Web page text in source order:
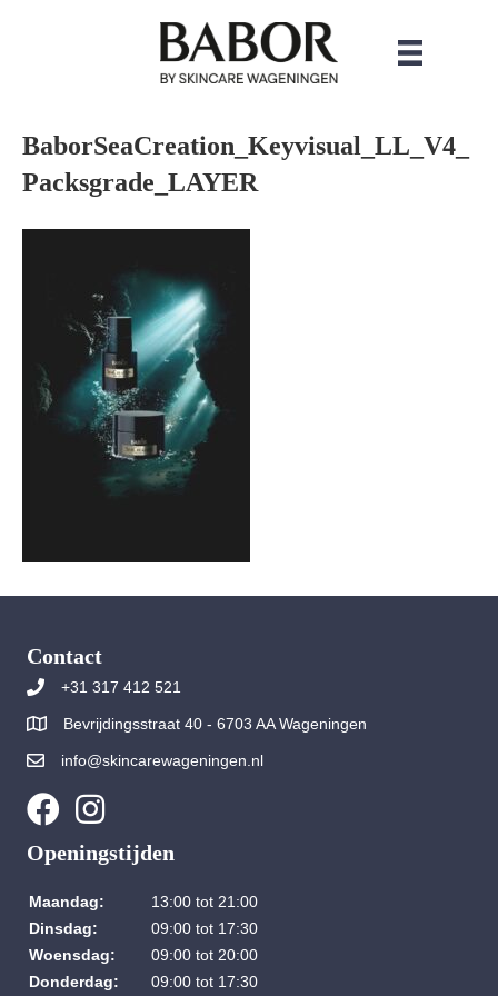
BaborSeaCreation_Keyvisual_LL_V4_
Packsgrade_LAYER
Contact
+31 317 412 521
Bevrijdingsstraat 40 - 6703 AA Wageningen
info@skincarewageningen.nl
Openingstijden
Maandag:
13:00 tot 21:00
Dinsdag:
09:00 tot 17:30
Woensdag:
09:00 tot 20:00
Donderdag:
09:00 tot 17:30